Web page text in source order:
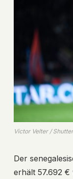
Victor Velter /
Der
erhält 57.692